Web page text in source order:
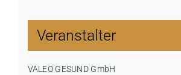
Veranstalter
VALEO GESUND GmbH